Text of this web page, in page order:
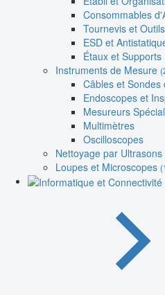
Consommables
Tournevis et
ESD et
Étaux et Supports
Instruments de Mesure
Câbles et Sondes
Endoscopes et
Mesureurs
Multimètres
Oscilloscopes
Nettoyage par Ultrasons
Loupes et Microscopes